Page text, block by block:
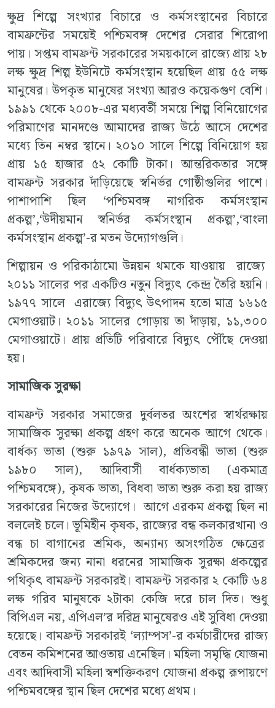
ক্ষুদ্র শিল্পে সংখ্যার বিচারে ও কর্মসংস্থানের বিচারে
বামফ্রন্টের সময়েই পশ্চিমবঙ্গ দেশের সেরার শিরোপা
পায়। সপ্তম বামফ্রন্ট সরকারের সময়কালে রাজ্যে প্রায় ২৮
লক্ষ ক্ষুদ্র শিল্প ইউনিটে কর্মসংস্থান হয়েছিল প্রায় ৫৫ লক্ষ
মানুষের। উপকৃত মানুষের সংখ্যা আরও কয়েকগুণ বেশি।
১৯৯১ থেকে ২০০৮-এর মধ্যবর্তী সময়ে শিল্প বিনিয়োগের
পরিমাণের মানদণ্ডে আমাদের রাজ্য উঠে আসে দেশের
মধ্যে তিন নম্বর স্থানে। ২০১০ সালে শিল্পে বিনিয়োগ হয়
প্রায় ১৫ হাজার ৫২ কোটি টাকা। আন্তরিকতার সঙ্গে
বামফ্রন্ট সরকার দাঁড়িয়েছে স্বনির্ভর গোষ্ঠীগুলির পাশে।
পাশাপাশি ছিল ‘পশ্চিমবঙ্গ নাগরিক কর্মসংস্থান
প্রকল্প’,‘উদীয়মান স্বনির্ভর কর্মসংস্থান প্রকল্প’,‘বাংলা
কর্মসংস্থান প্রকল্প’-র মতন উদ্যোগগুলি।
শিল্পায়ন ও পরিকাঠামো উন্নয়ন থমকে যাওয়ায় রাজ্যে
২০১১ সালের পর একটিও নতুন বিদ্যুৎ কেন্দ্র তৈরি হয়নি।
১৯৭৭ সালে এরাজ্যে বিদ্যুৎ উৎপাদন হতো মাত্র ১৬১৫
মেগাওয়াট। ২০১১ সালের গোড়ায় তা দাঁড়ায়, ১১,৩০০
মেগাওয়াটে। প্রায় প্রতিটি পরিবারে বিদ্যুৎ পৌঁছে দেওয়া
হয়।
সামাজিক সুরক্ষা
বামফ্রন্ট সরকার সমাজের দুর্বলতর অংশের স্বার্থরক্ষায়
সামাজিক সুরক্ষা প্রকল্প গ্রহণ করে অনেক আগে থেকে।
বার্ধক্য ভাতা (শুরু ১৯৭৯ সাল), প্রতিবন্ধী ভাতা (শুরু
১৯৮০ সাল), আদিবাসী বার্ধক্যভাতা (একমাত্র
পশ্চিমবঙ্গে), কৃষক ভাতা, বিধবা ভাতা শুরু করা হয় রাজ্য
সরকারের নিজের উদ্যোগে। আগে এরকম প্রকল্প ছিল না
বললেই চলে। ভূমিহীন কৃষক, রাজ্যের বন্ধ কলকারখানা ও
বন্ধ চা বাগানের শ্রমিক, অন্যান্য অসংগঠিত ক্ষেত্রের
শ্রমিকদের জন্য নানা ধরনের সামাজিক সুরক্ষা প্রকল্পের
পথিকৃৎ বামফ্রন্ট সরকারই। বামফ্রন্ট সরকার ২ কোটি ৬৪
লক্ষ গরিব মানুষকে ২টাকা কেজি দরে চাল দিত। শুধু
বিপিএল নয়, এপিএল’র দরিদ্র মানুষেরও এই সুবিধা দেওয়া
হয়েছে। বামফ্রন্ট সরকারই ‘ল্যাম্পস’-র কর্মচারীদের রাজ্য
বেতন কমিশনের আওতায় এনেছিল। মহিলা সমৃদ্ধি যোজনা
এবং আদিবাসী মহিলা স্বশক্তিকরণ যোজনা প্রকল্প রূপায়ণে
পশ্চিমবঙ্গের স্থান ছিল দেশের মধ্যে প্রথম।